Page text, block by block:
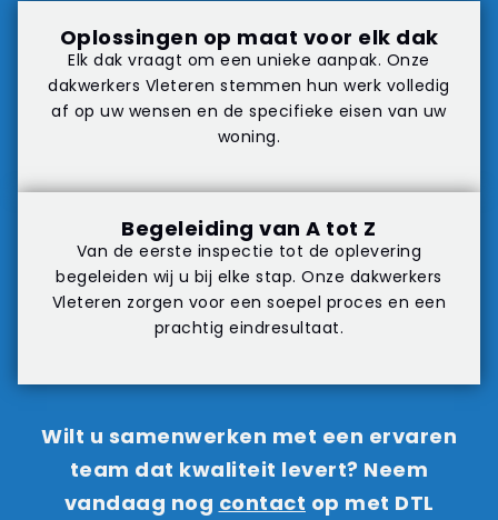
Oplossingen op maat voor elk dak
Elk dak vraagt om een unieke aanpak. Onze
dakwerkers Vleteren stemmen hun werk volledig
af op uw wensen en de specifieke eisen van uw
woning.
Begeleiding van A tot Z
Van de eerste inspectie tot de oplevering
begeleiden wij u bij elke stap. Onze dakwerkers
Vleteren zorgen voor een soepel proces en een
prachtig eindresultaat.
Wilt u samenwerken met een ervaren
team dat kwaliteit levert? Neem
vandaag nog contact op met DTL